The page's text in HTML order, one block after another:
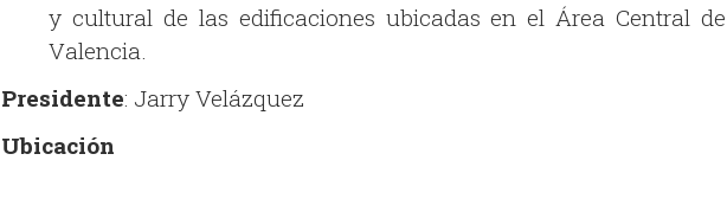
y cultural de las edificaciones ubicadas en el Área Central de
Valencia.
Presidente: Jarry Velázquez
Ubicación